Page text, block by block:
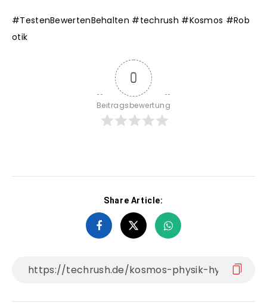
#TestenBewertenBehalten #techrush #Kosmos #Rob
otik
0
Beitragsbewertung
Share Article: